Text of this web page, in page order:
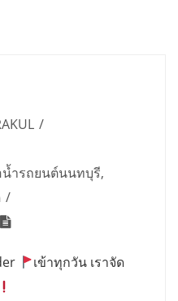
ำรถยนต์นนทบุรี,
เข้าทุกวัน เราจัด